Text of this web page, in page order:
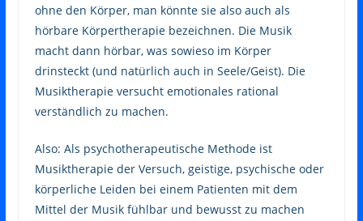
ohne den Körper, man könnte sie also auch als
hörbare Körpertherapie bezeichnen. Die Musik
macht dann hörbar, was sowieso im Körper
drinsteckt (und natürlich auch in Seele/Geist). Die
Musiktherapie versucht emotionales rational
verständlich zu machen.
Also: Als psychotherapeutische Methode ist
Musiktherapie der Versuch, geistige, psychische oder
körperliche Leiden bei einem Patienten mit dem
Mittel der Musik fühlbar und bewusst zu machen